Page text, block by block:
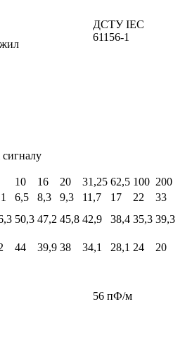
жил
ДСТУ IEC
61156-1
сигналу
10 16 20 31,25 62,5 100 200
6,5 8,3 9,3 11,7 17 22
33
50,3 47,2 45,8 42,9 38,4 35,3 39,3
44 39,9 38 34,1 28,1 24 20
56 пФ/м